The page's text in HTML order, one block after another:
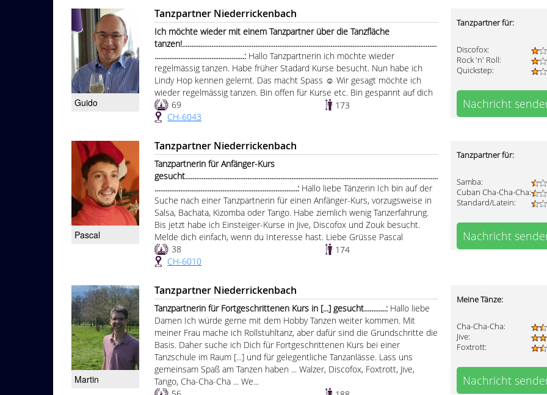
Guido
Tanzpartner Niederrickenbach
Ich möchte wieder mit einem Tanzpartner über die Tanzfläche
tanzen!...........................................................................................................................................
.................................................: Hallo Tanzpartnerin ich möchte wieder
regelmässig tanzen. Habe früher Stadard Kurse besucht. Nun habe ich
Lindy Hop kennen gelernt. Das macht Spass ☺ Wir gesagt möchte ich
wieder regelmässig tanzen. Bin offen für Kurse etc. Bin gespannt auf dich
69
173
CH-6043
Tanzpartner für:
Discofox:
Rock 'n' Roll:
Quickstep:
Nachricht
Pascal
Tanzpartner Niederrickenbach
Tanzpartnerin für Anfänger-Kurs
gesucht..........................................................................................................................................
..............................................................................: Hallo liebe Tänzerin Ich bin auf der
Suche nach einer Tanzpartnerin für einen Anfänger-Kurs, vorzugsweise in
Salsa, Bachata, Kizomba oder Tango. Habe ziemlich wenig Tanzerfahrung.
Bis jetzt habe ich Einsteiger-Kurse in Jive, Discofox und Zouk besucht.
Melde dich einfach, wenn du Interesse hast. Liebe Grüsse Pascal
38
174
CH-6010
Tanzpartner für:
Samba:
Cuban Cha-Cha-Cha:
Standard/Latein:
Nachricht
Martin
Tanzpartner Niederrickenbach
Tanzpartnerin für Fortgeschrittenen Kurs in [...] gesucht............: Hallo liebe
Damen Ich würde gerne mit dem Hobby Tanzen weiter kommen. Mit
meiner Frau mache ich Rollstuhltanz, aber dafür sind die Grundschritte die
Basis. Daher suche ich Dich für Fortgeschrittenen Kurs bei einer
Tanzschule im Raum [...] und für gelegentliche Tanzanlässe. Lass uns
gemeinsam Spaß am Tanzen haben ... Walzer, Discofox, Foxtrott, Jive,
Tango, Cha-Cha-Cha ... We...
Meine Tänze:
Cha-Cha-Cha:
Jive:
Foxtrott:
Nachricht